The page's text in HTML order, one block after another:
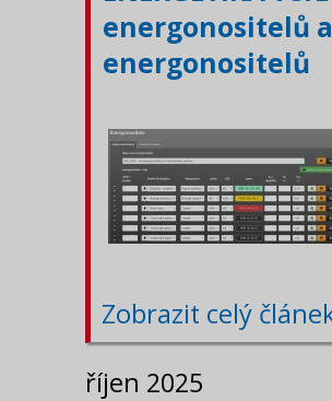
energonositelů
energonositelů
Zobrazit celý
říjen 2025